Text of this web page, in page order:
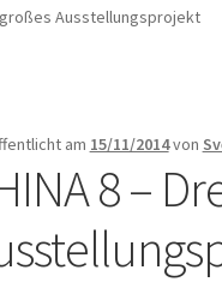
großes Ausstellungsprojekt
am 15/11/2014von
8 –